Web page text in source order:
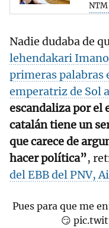
NTM
Nadie dudaba de
lehendakari
primeras palabras
emperatriz de Sol
escandaliza por el
catalán tiene un
que carece de
hacer política”,
del EBB del PNV,
Pues para que me
😏